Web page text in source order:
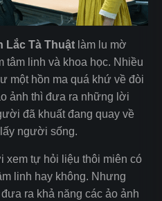
Lắc Tà Thuật làm lu mờ
tâm linh và khoa học. Nhiều
một hồn ma quá khứ về đòi
ảnh thì đưa ra những lời
đã khuất đang quay về
người sống.
xem tự hỏi liệu thôi miên có
linh hay không. Nhưng
ra khả năng các ảo ảnh